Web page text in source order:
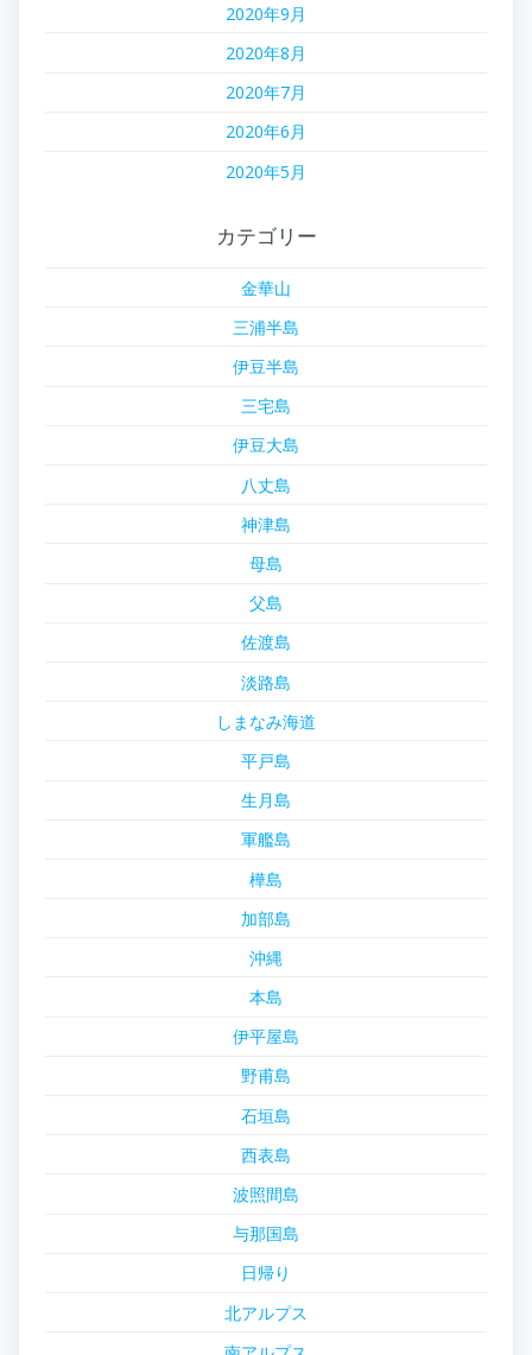
2020年9月
2020年8月
2020年7月
2020年6月
2020年5月
カテゴリー
金華山
三浦半島
伊豆半島
三宅島
伊豆大島
八丈島
神津島
母島
父島
佐渡島
淡路島
しまなみ海道
平戸島
生月島
軍艦島
樺島
加部島
沖縄
本島
伊平屋島
野甫島
石垣島
西表島
波照間島
与那国島
日帰り
北アルプス